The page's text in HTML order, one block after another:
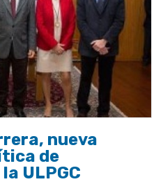
nueva
de
ULPGC